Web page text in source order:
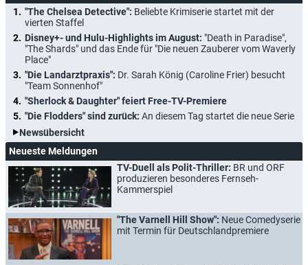
"The Chelsea Detective": Beliebte Krimiserie startet mit der
vierten Staffel
Disney+- und Hulu-Highlights im August: "Death in Paradise",
"The Shards" und das Ende für "Die neuen Zauberer vom Waverly
Place"
"Die Landarztpraxis": Dr. Sarah König (Caroline Frier) besucht
"Team Sonnenhof"
"Sherlock & Daughter" feiert Free-TV-Premiere
"Die Flodders" sind zurück: An diesem Tag startet die neue Serie
Newsübersicht
Neueste Meldungen
TV-Duell als Polit-Thriller: BR und ORF
produzieren besonderes Fernseh-
Kammerspiel
"The Varnell Hill Show": Neue Comedyserie
mit Termin für Deutschlandpremiere